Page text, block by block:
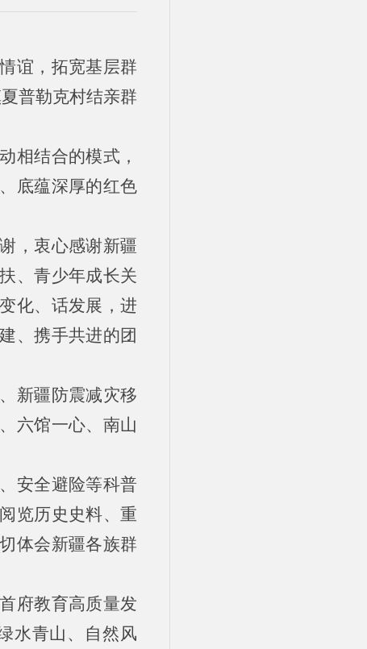
谊，拓宽基层群
普勒克村结亲群
相结合的模式，
底蕴深厚的红色
，衷心感谢新疆
、青少年成长关
化、话发展，进
、携手共进的团
新疆防震减灾移
六馆一心、南山
安全避险等科普
览历史史料、重
体会新疆各族群
府教育高质量发
水青山、自然风